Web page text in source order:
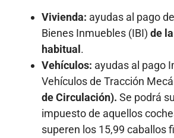
Vivienda: ayudas al pago
Bienes Inmuebles (IBI) de
habitual .
Vehículos: ayudas al pago
Vehículos de Tracción
de Circulación). Se podrá
impuesto de aquellos
superen los 15,99 caballos